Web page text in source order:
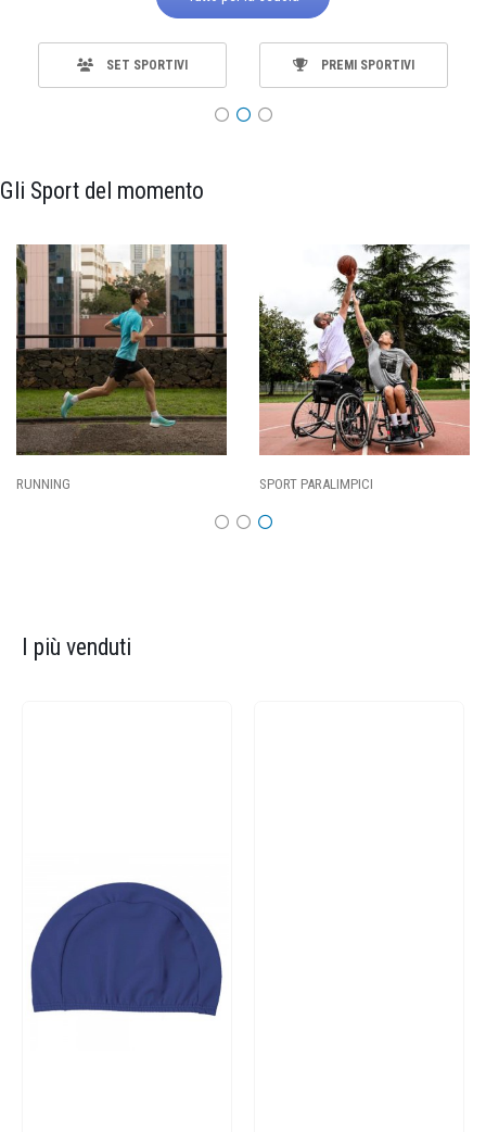
SET SPORTIVI PREMI SPORTIVI
Gli Sport del momento
CALCIO
I più venduti